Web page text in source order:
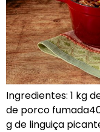
Ingredientes: 1 kg
de porco
g de linguiça